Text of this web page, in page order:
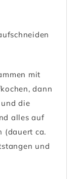
mit
dann
die
alles auf
(dauert ca.
und